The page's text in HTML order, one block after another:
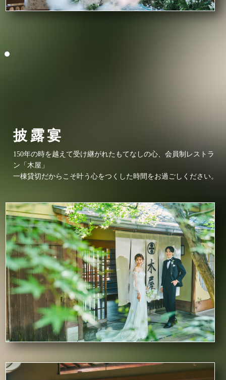
披露宴
150年の時を越えて受け継がれたもてなしの心、会員制レストラ
ン「木屋」
一棟貸切だからこそ叶う心をつくした時間をお過ごしください。